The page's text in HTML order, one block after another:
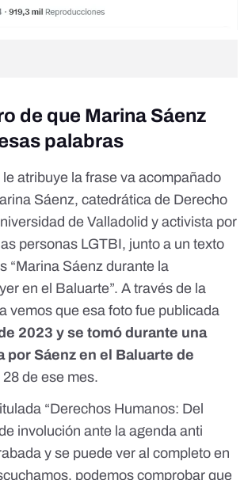
de que Marina Sáenz
palabras
atribuye la frase va acompañado
Sáenz, catedrática de Derecho
de Valladolid y activista por
personas LGTBI, junto a un texto
“Marina Sáenz durante la
en el Baluarte”. A través de la
vemos que esa foto fue publicada
2023 y se tomó durante una
por Sáenz en el Baluarte de
28 de ese mes.
“Derechos Humanos: Del
involución ante la agenda anti
y se puede ver al completo en
podemos comprobar que